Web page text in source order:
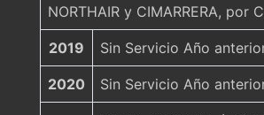
NORTHAIR y CIMARRERA, por
2019 Sin Servicio Año
2020 Sin Servicio Año